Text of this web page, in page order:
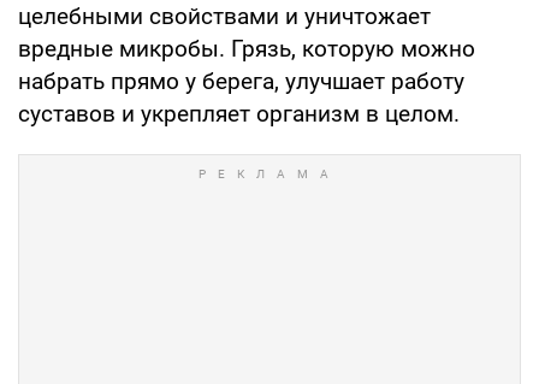
целебными свойствами и уничтожает
вредные микробы. Грязь, которую можно
набрать прямо у берега, улучшает работу
суставов и укрепляет организм в целом.